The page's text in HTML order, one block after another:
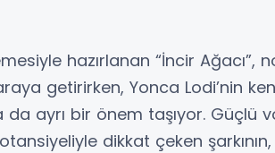
hazırlanan “İncir
getirirken, Yonca Lodi’nin
da ayrı bir önem taşıyor. Güçlü
dikkat çeken